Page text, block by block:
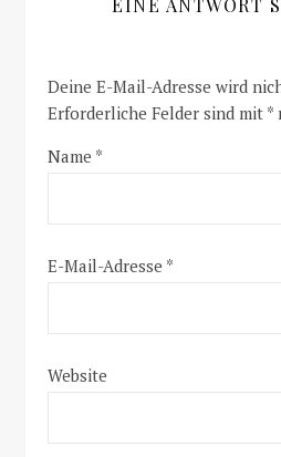
EINE ANTWORT
Deine E-Mail-Adresse wird
Erforderliche Felder sind mit *
Name *
E-Mail-Adresse *
Website